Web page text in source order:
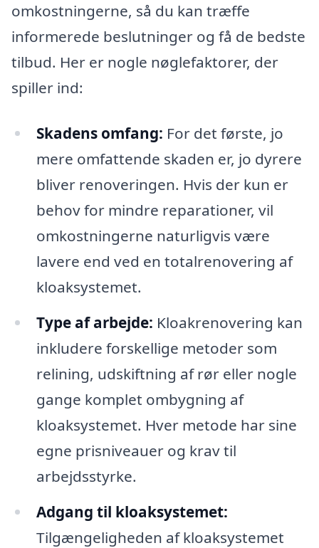
omkostningerne, så du kan træffe
informerede beslutninger og få de bedste
tilbud. Her er nogle nøglefaktorer, der
spiller ind:
Skadens omfang: For det første, jo
mere omfattende skaden er, jo dyrere
bliver renoveringen. Hvis der kun er
behov for mindre reparationer, vil
omkostningerne naturligvis være
lavere end ved en totalrenovering af
kloaksystemet.
Type af arbejde: Kloakrenovering kan
inkludere forskellige metoder som
relining, udskiftning af rør eller nogle
gange komplet ombygning af
kloaksystemet. Hver metode har sine
egne prisniveauer og krav til
arbejdsstyrke.
Adgang til kloaksystemet:
Tilgængeligheden af kloaksystemet